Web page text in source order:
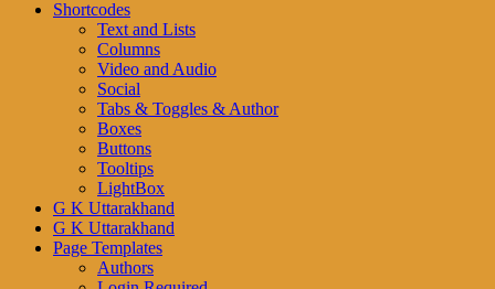
Shortcodes
Text and Lists
Columns
Video and Audio
Social
Tabs & Toggles & Author
Boxes
Buttons
Tooltips
LightBox
G K Uttarakhand
G K Uttarakhand
Page Templates
Authors